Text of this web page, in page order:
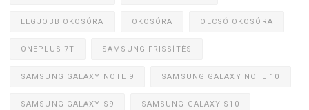
LEGJOBB OKOSÓRA OKOSÓRA OLCSÓ OKOSÓRA
ONEPLUS 7T SAMSUNG FRISSÍTÉS
SAMSUNG GALAXY NOTE 9 SAMSUNG GALAXY NOTE 10
SAMSUNG GALAXY S9 SAMSUNG GALAXY S10